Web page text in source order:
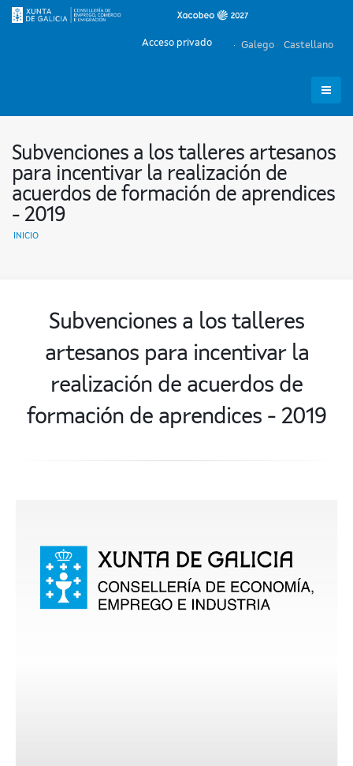
Galego Castellano
Acceso privado
Subvenciones a los talleres artesanos
para incentivar la realización de
acuerdos de formación de aprendices
- 2019
INICIO
Subvenciones a los talleres
artesanos para incentivar la
realización de acuerdos de
formación de aprendices - 2019